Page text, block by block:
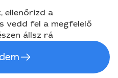
ellenőrizd a
vedd fel a megfelelő
állsz rá